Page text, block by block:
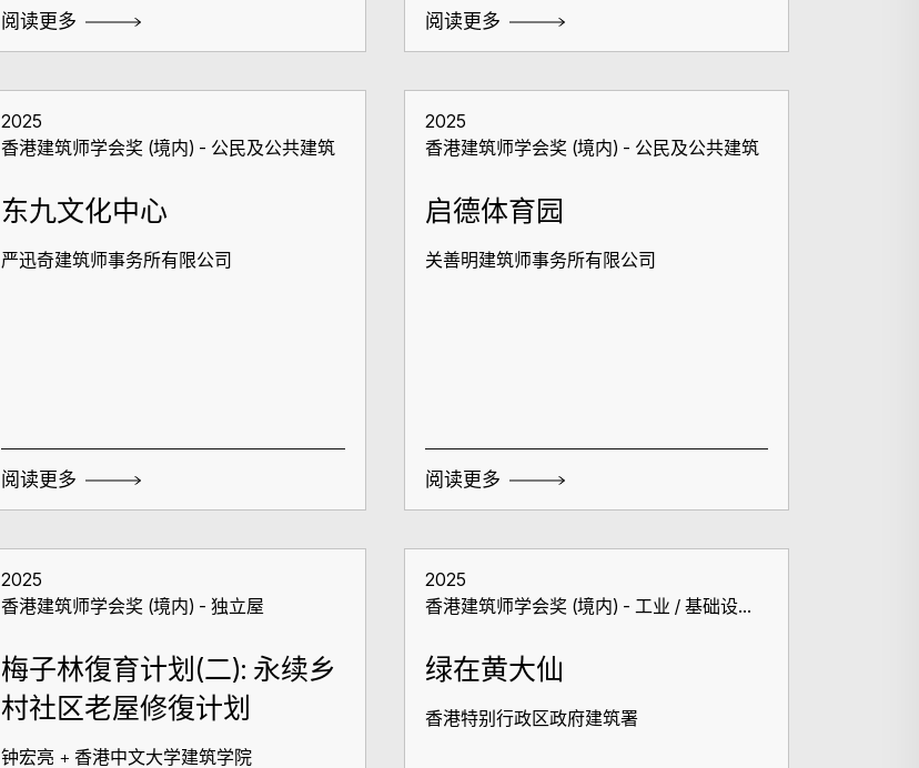
阅读更多 阅读更多
2025
香港建筑师学会奖 (境内) - 公民及公共建筑
东九文化中心
严迅奇建筑师事务所有限公司
阅读更多
2025
香港建筑师学会奖 (境内) - 公民及公共建筑
启德体育园
关善明建筑师事务所有限公司
阅读更多
2025
香港建筑师学会奖 (境内) - 独立屋
梅子林復育计划(二): 永续乡
村社区老屋修復计划
钟宏亮 + 香港中文大学建筑学院
2025
香港建筑师学会奖 (境内) - 工业 / 基础设施
绿在黄大仙
香港特别行政区政府建筑署